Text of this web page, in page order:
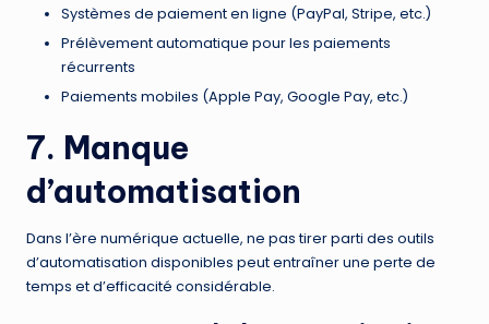
Systèmes de paiement en ligne (PayPal, Stripe, etc.)
Prélèvement automatique pour les paiements
récurrents
Paiements mobiles (Apple Pay, Google Pay, etc.)
7. Manque
d’automatisation
Dans l’ère numérique actuelle, ne pas tirer parti des outils
d’automatisation disponibles peut entraîner une perte de
temps et d’efficacité considérable.